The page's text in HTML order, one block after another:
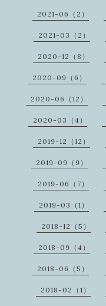
2021-06（2）
2021-03（2）
2020-12（8）
2020-09（6）
2020-06（12）
2020-03（4）
2019-12（12）
2019-09（9）
2019-06（7）
2019-03（1）
2018-12（5）
2018-09（4）
2018-06（5）
2018-02（1）